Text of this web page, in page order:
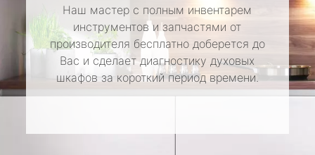
Наш мастер с полным инвентарем
инструментов и запчастями от
производителя бесплатно доберется до
Вас и сделает диагностику духовых
шкафов за короткий период времени.